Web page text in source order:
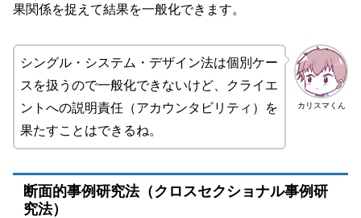
果関係を捉えて結果を一般化できます。
カリスマくん
シングル・システム・デザイン法は個別ケー
スを扱うので一般化できないけど、クライエ
ントへの説明責任（アカウンタビリティ）を
果たすことはできるね。
断面的事例研究法（クロスセクショナル事例研
究法）